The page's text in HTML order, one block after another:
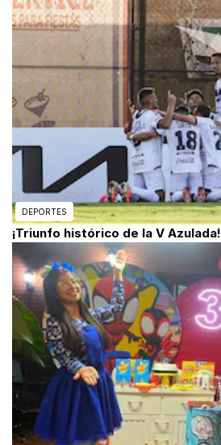
DEPORTES
¡Triunfo histórico de la V Azulada!